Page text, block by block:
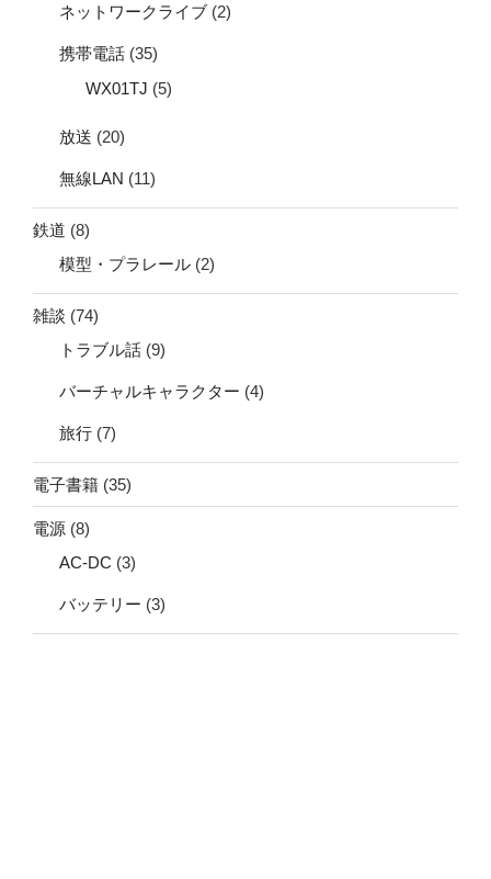
ネットワークライブ (2)
携帯電話 (35)
WX01TJ (5)
放送 (20)
無線LAN (11)
鉄道 (8)
模型・プラレール (2)
雑談 (74)
トラブル話 (9)
バーチャルキャラクター (4)
旅行 (7)
電子書籍 (35)
電源 (8)
AC-DC (3)
バッテリー (3)